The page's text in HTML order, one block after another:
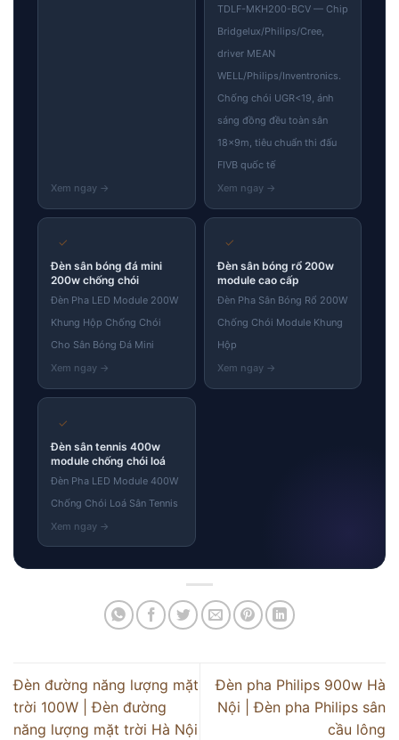
TDLF-MKH200-BCV — Chip
Bridgelux/Philips/Cree,
driver MEAN
WELL/Philips/Inventronics.
Chống chói UGR<19, ánh
sáng đồng đều toàn sân
18×9m, tiêu chuẩn thi đấu
FIVB quốc tế
✓
Đèn sân bóng đá mini
200w chống chói
Đèn Pha LED Module 200W
Khung Hộp Chống Chói
Cho Sân Bóng Đá Mini
✓
Đèn sân bóng rổ 200w
module cao cấp
Đèn Pha Sân Bóng Rổ 200W
Chống Chói Module Khung
Hộp
✓
Đèn sân tennis 400w
module chống chói loá
Đèn Pha LED Module 400W
Chống Chói Loá Sân Tennis
Đèn đường năng lượng mặt
trời 100W | Đèn đường
năng lượng mặt trời Hà Nội
Đèn pha Philips 900w Hà
Nội | Đèn pha Philips sân
cầu lông